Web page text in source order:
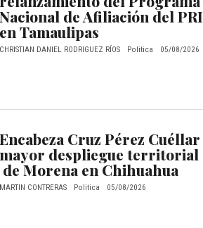
Nacional de Afiliación del PRI
en Tamaulipas
CHRISTIAN DANIEL RODRIGUEZ RÍOS Politica 05/08/2026
Encabeza Cruz Pérez Cuéllar
mayor despliegue territorial
de Morena en Chihuahua
MARTIN CONTRERAS Politica 05/08/2026